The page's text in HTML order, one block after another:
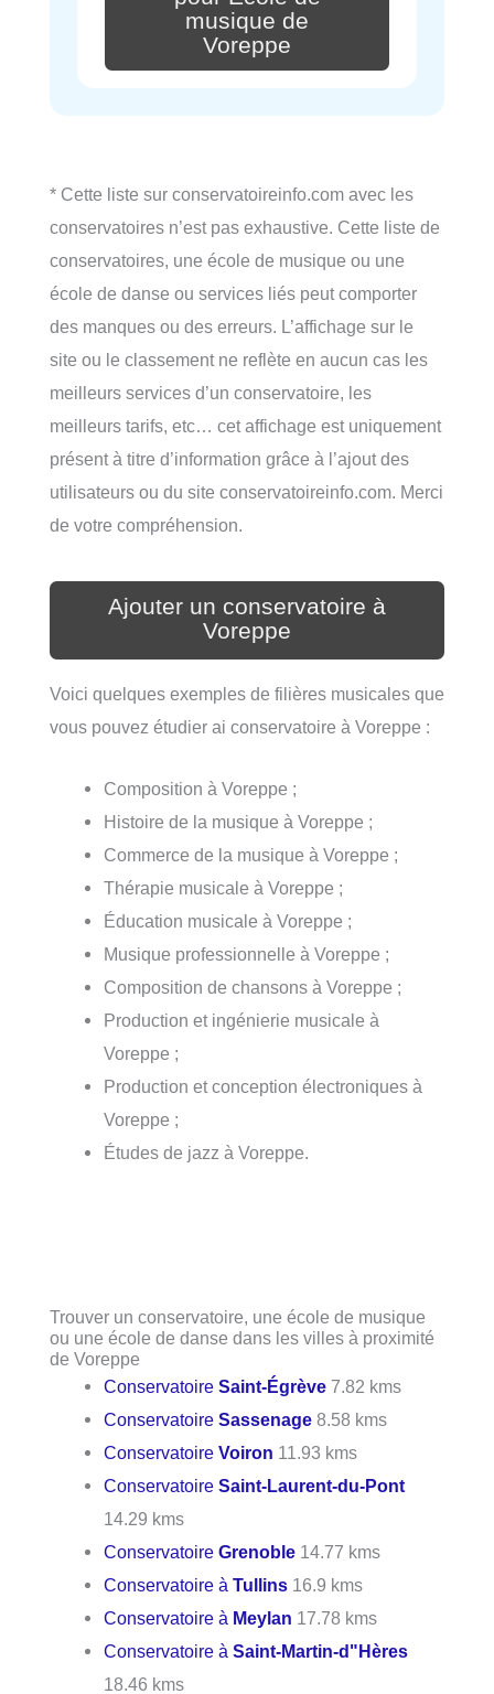
musique de
Voreppe
* Cette liste sur conservatoireinfo.com avec les
conservatoires n’est pas exhaustive. Cette liste de
conservatoires, une école de musique ou une
école de danse ou services liés peut comporter
des manques ou des erreurs. L’affichage sur le
site ou le classement ne reflète en aucun cas les
meilleurs services d’un conservatoire, les
meilleurs tarifs, etc… cet affichage est uniquement
présent à titre d’information grâce à l’ajout des
utilisateurs ou du site conservatoireinfo.com. Merci
de votre compréhension.
Ajouter un conservatoire à
Voreppe
Voici quelques exemples de filières musicales que
vous pouvez étudier ai conservatoire à Voreppe :
Composition à Voreppe ;
Histoire de la musique à Voreppe ;
Commerce de la musique à Voreppe ;
Thérapie musicale à Voreppe ;
Éducation musicale à Voreppe ;
Musique professionnelle à Voreppe ;
Composition de chansons à Voreppe ;
Production et ingénierie musicale à
Voreppe ;
Production et conception électroniques à
Voreppe ;
Études de jazz à Voreppe.
Trouver un conservatoire, une école de musique
ou une école de danse dans les villes à proximité
de Voreppe
ConservatoireSaint-Égrève 7.82 kms
ConservatoireSassenage 8.58 kms
ConservatoireVoiron 11.93 kms
ConservatoireSaint-Laurent-du-Pont
14.29 kms
ConservatoireGrenoble 14.77 kms
Conservatoire àTullins 16.9 kms
Conservatoire à Meylan 17.78 kms
Conservatoire àSaint-Martin-d"Hères
18.46 kms